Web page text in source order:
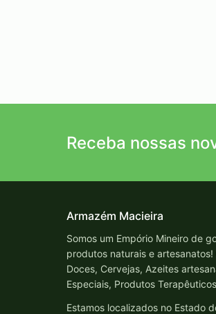
Receba nossas
Armazém Macieira
Somos um Empório Mineiro de
produtos naturais e
Doces, Cervejas, Azeites
Especiais, Produtos
Estamos localizados no Estado